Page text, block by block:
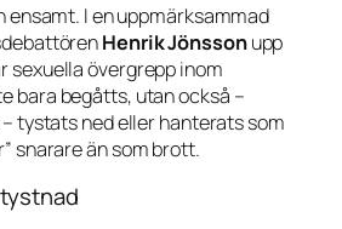
ensamt. I en uppmärksammad
Henrik Jönssonupp
sexuella övergrepp inom
bara begåtts, utan också –
tystats ned eller hanterats som
snarare än som brott.